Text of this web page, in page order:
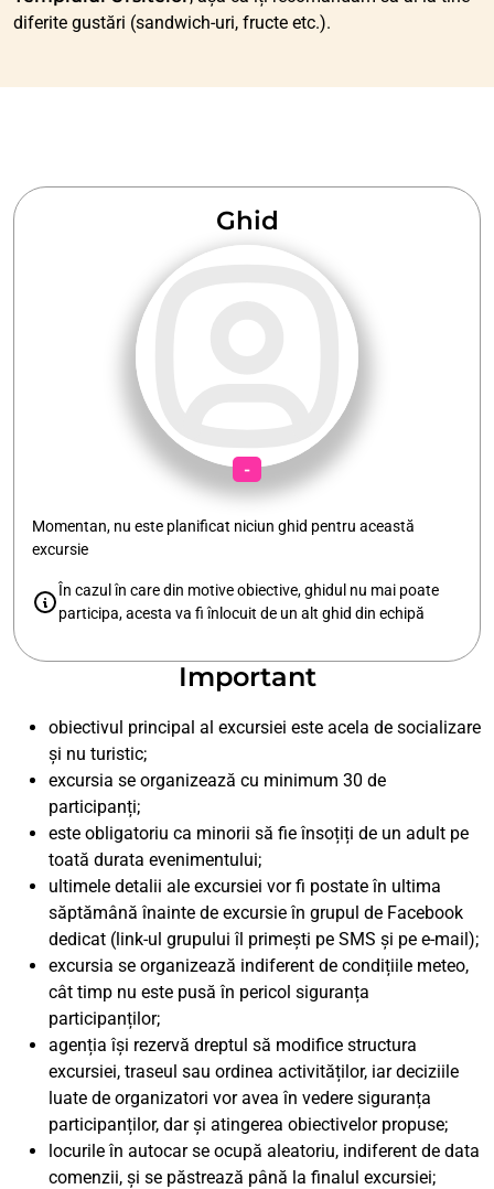
diferite gustări (sandwich-uri, fructe etc.).
Ghid
-
Momentan, nu este planificat niciun ghid pentru această
excursie
În cazul în care din motive obiective, ghidul nu mai poate
participa, acesta va fi înlocuit de un alt ghid din echipă
Important
obiectivul principal al excursiei este acela de socializare
și nu turistic;
excursia se organizează cu minimum 30 de
participanți;
este obligatoriu ca minorii să fie însoțiți de un adult pe
toată durata evenimentului;
ultimele detalii ale excursiei vor fi postate în ultima
săptămână înainte de excursie în grupul de Facebook
dedicat (link-ul grupului îl primești pe SMS și pe e-mail);
excursia se organizează indiferent de condițiile meteo,
cât timp nu este pusă în pericol siguranța
participanților;
agenția își rezervă dreptul să modifice structura
excursiei, traseul sau ordinea activităților, iar deciziile
luate de organizatori vor avea în vedere siguranța
participanților, dar și atingerea obiectivelor propuse;
locurile în autocar se ocupă aleatoriu, indiferent de data
comenzii, și se păstrează până la finalul excursiei;